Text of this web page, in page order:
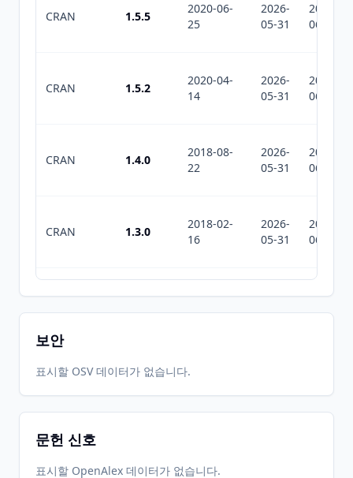
CRAN 1.5.5
2020-06-
25
2026-
05-31
2026-
06-25
CRAN 1.5.2
2020-04-
14
2026-
05-31
2026-
06-25
CRAN 1.4.0
2018-08-
22
2026-
05-31
2026-
06-25
CRAN 1.3.0
2018-02-
16
2026-
05-31
2026-
06-25
2017-06-
07
2026-
05-31
2026-
06-25
CRAN 1.0.1
CRAN
보안
표시할 OSV 데이터가 없습니다.
문헌 신호
표시할 OpenAlex 데이터가 없습니다.